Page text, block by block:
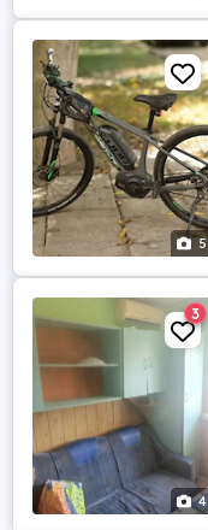
5
4
3